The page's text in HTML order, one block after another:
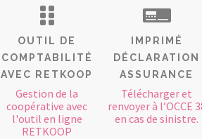
OUTIL DE
COMPTABILITÉ
AVEC RETKOOP
Gestion de la
coopérative avec
l'outil en ligne
RETKOOP
IMPRIMÉ
DÉCLARATION
ASSURANCE
Télécharger et
renvoyer à l’OCCE
en cas de sinistre.